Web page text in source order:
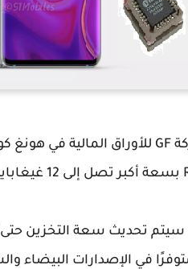
سعة التخزين حتى 128 أو 512 جيغابايت .